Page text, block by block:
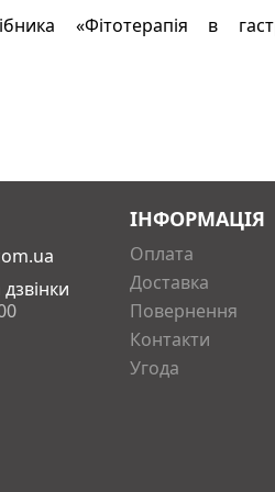
«Фітотерапія в
характеристика
при шлунково-кишкових
лікарських форм у
в гастроентерології.
назв лікарських
в
ІНФОРМАЦІЯ
Оплата
Доставка
Повернення
Контакти
Угода